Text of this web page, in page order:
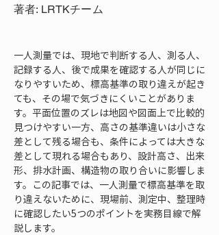
著者: LRTKチーム
一人測量では、現地で判断する人、測る人、
記録する人、後で成果を確認する人が同じに
なりやすいため、標高基準の取り違えが起き
ても、その場で気づきにくいことがありま
す。平面位置のズレは地図や図面上で比較的
見つけやすい一方、高さの基準違いは小さな
差として残る場合も、条件によっては大きな
差として現れる場合もあり、設計高さ、出来
形、排水計画、構造物の取り合いに影響しま
す。この記事では、一人測量で標高基準を取
り違えないために、現場前、測定中、整理時
に確認したい5つのポイントを実務目線で解
説します。